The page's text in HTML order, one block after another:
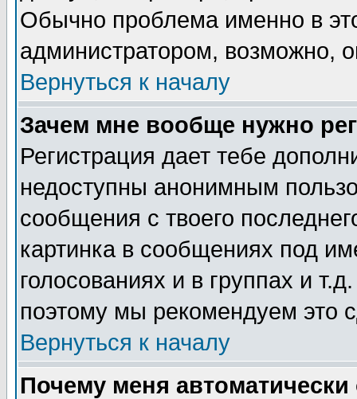
Обычно проблема именно в
администратором, возможно,
Вернуться к началу
Зачем мне вообще нужно
Регистрация дает тебе
недоступны анонимным
сообщения с твоего
картинка в сообщениях под
голосованиях и в группах и
поэтому мы рекомендуем это
Вернуться к началу
Почему меня автоматически